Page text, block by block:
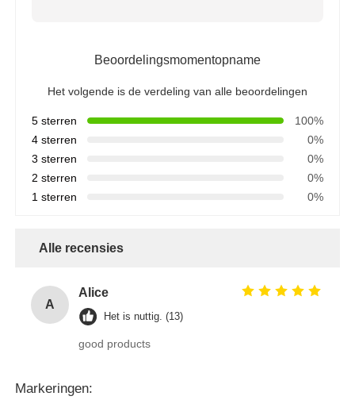
Beoordelingsmomentopname
Het volgende is de verdeling van alle beoordelingen
5 sterren
100%
4 sterren
0%
3 sterren
0%
2 sterren
0%
1 sterren
0%
Alle recensies
A
Alice
Het is nuttig. (13)
good products
Markeringen: